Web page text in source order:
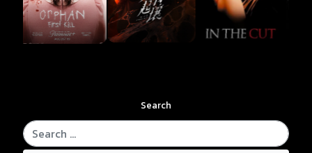
Search